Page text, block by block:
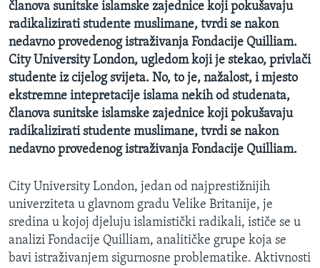
članova sunitske islamske zajednice koji pokušavaju
radikalizirati studente muslimane, tvrdi se nakon
nedavno provedenog istraživanja Fondacije Quilliam.
City University London, ugledom koji je stekao, privlači
studente iz cijelog svijeta. No, to je, nažalost, i mjesto
ekstremne intepretacije islama nekih od studenata,
članova sunitske islamske zajednice koji pokušavaju
radikalizirati studente muslimane, tvrdi se nakon
nedavno provedenog istraživanja Fondacije Quilliam.
City University London, jedan od najprestižnijih
univerziteta u glavnom gradu Velike Britanije, je
sredina u kojoj djeluju islamistički radikali, ističe se u
analizi Fondacije Quilliam, analitičke grupe koja se
bavi istraživanjem sigurnosne problematike. Aktivnosti